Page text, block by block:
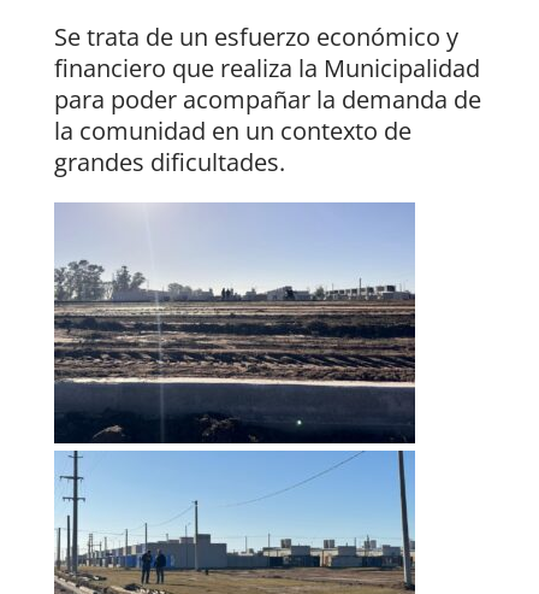
Se trata de un esfuerzo económico y
financiero que realiza la Municipalidad
para poder acompañar la demanda de
la comunidad en un contexto de
grandes dificultades.